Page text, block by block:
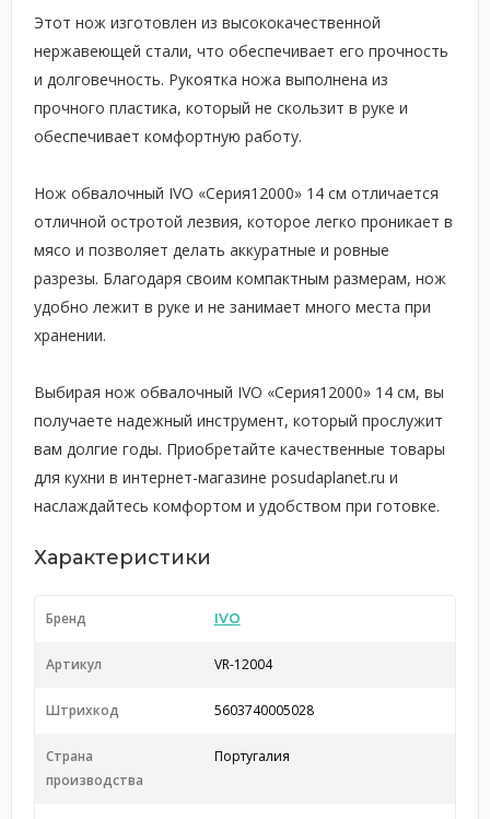
Этот нож изготовлен из высококачественной
нержавеющей стали, что обеспечивает его прочность
и долговечность. Рукоятка ножа выполнена из
прочного пластика, который не скользит в руке и
обеспечивает комфортную работу.
Нож обвалочный IVO «Серия12000» 14 см отличается
отличной остротой лезвия, которое легко проникает в
мясо и позволяет делать аккуратные и ровные
разрезы. Благодаря своим компактным размерам, нож
удобно лежит в руке и не занимает много места при
хранении.
Выбирая нож обвалочный IVO «Серия12000» 14 см, вы
получаете надежный инструмент, который прослужит
вам долгие годы. Приобретайте качественные товары
для кухни в интернет-магазине posudaplanet.ru и
наслаждайтесь комфортом и удобством при готовке.
Характеристики
Бренд IVO
Артикул VR-12004
Штрихкод 5603740005028
Страна
производства
Португалия